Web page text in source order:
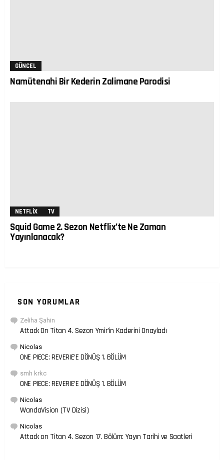
GÜNCEL
Namütenahi Bir Kederin Zalimane Parodisi
NETFLIX TV
Squid Game 2. Sezon Netflix’te Ne Zaman
Yayınlanacak?
SON YORUMLAR
Zeliha Şahin
Attack On Titan 4. Sezon Ymir’in Kaderini Onayladı
Nicolas
ONE PIECE: REVERIE’E DÖNÜŞ 1. BÖLÜM
smh krkc
ONE PIECE: REVERIE’E DÖNÜŞ 1. BÖLÜM
Nicolas
WandaVision (TV Dizisi)
Nicolas
Attack on Titan 4. Sezon 17. Bölüm: Yayın Tarihi ve Saatleri